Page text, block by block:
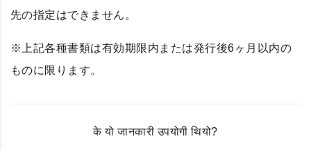
先の指定はできません。
※上記各種書類は有効期限内または発行後6ヶ月以内の
ものに限ります。
के यो जानकारी उपयोगी थियो?